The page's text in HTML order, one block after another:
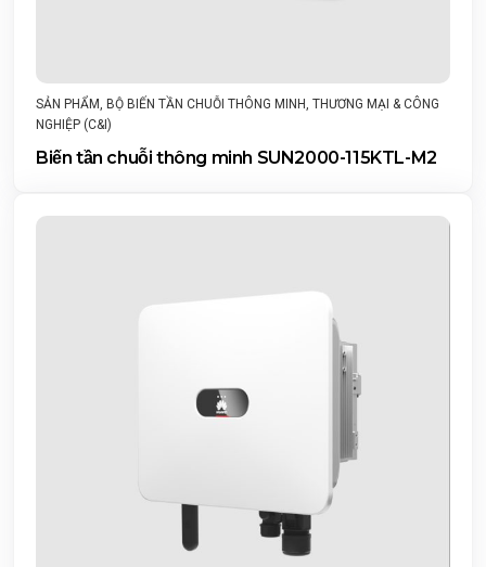
SẢN PHẨM BỘ BIẾN TẦN CHUỖI THÔNG MINH THƯƠNG MẠI & CÔNG
NGHIỆP (C&I)
Biến tần chuỗi thông minh SUN2000-115KTL-M2